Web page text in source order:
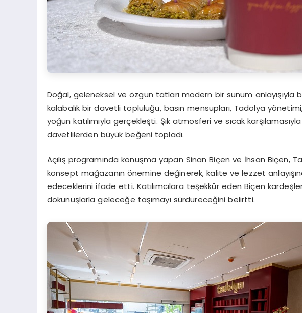
Doğal, geleneksel ve özgün tatları modern bir sunum anlayışıyla
kalabalık bir davetli topluluğu, basın mensupları, Tadolya
yoğun katılımıyla gerçekleşti. Şık atmosferi ve sıcak
davetlilerden büyük beğeni topladı.
Açılış programında konuşma yapan Sinan Biçen ve İhsan Biçen,
konsept mağazanın önemine değinerek, kalite ve lezzet
edeceklerini ifade etti. Katılımcılara teşekkür eden Biçen
dokunuşlarla geleceğe taşımayı sürdüreceğini belirtti.